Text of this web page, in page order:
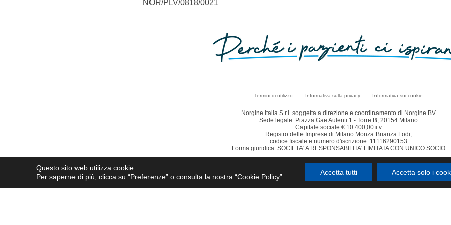
NOR/PLV/0818/0021
Termini di utilizzo Informativa sulla privacy Informativa sui cookie
Norgine Italia S.r.l. soggetta a direzione e coordinamento di Norgine BV
Sede legale: Piazza Gae Aulenti 1 - Torre B, 20154 Milano
Capitale sociale € 10.400,00 i.v
Registro delle Imprese di Milano Monza Brianza Lodi,
codice fiscale e numero d'iscrizione: 11116290153
Forma giuridica: SOCIETA' A RESPONSABILITA' LIMITATA CON UNICO SOCIO
© Norgine 2021
Tutti i nomi dei prodotti menzionati in questo Sito Web sono marchi di proprietà di o concessi in licenza alle aziende del
Questo sito web utilizza cookie.
Per saperne di più, clicca su “Preferenze” o consulta la nostra “Cookie Policy”
Accetta tutti Accetta solo i